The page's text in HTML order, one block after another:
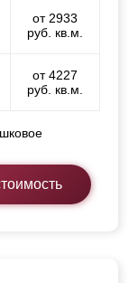
от 2933
руб. кв.м.
от 4227
руб. кв.м.